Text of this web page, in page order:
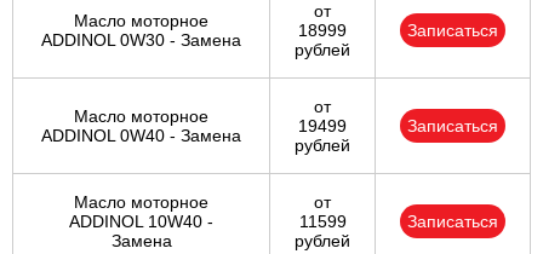
Масло моторное
ADDINOL 0W30 - Замена
от
18999
рублей
Записаться
Масло моторное
ADDINOL 0W40 - Замена
от
19499
рублей
Записаться
Масло моторное
ADDINOL 10W40 -
Замена
от
11599
рублей
Записаться